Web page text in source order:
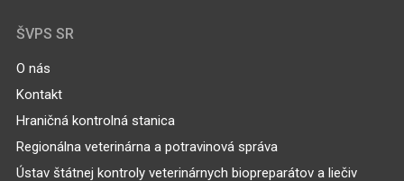
ŠVPS SR
O nás
Kontakt
Hraničná kontrolná stanica
Regionálna veterinárna a potravinová správa
Ústav štátnej kontroly veterinárnych biopreparátov a liečiv